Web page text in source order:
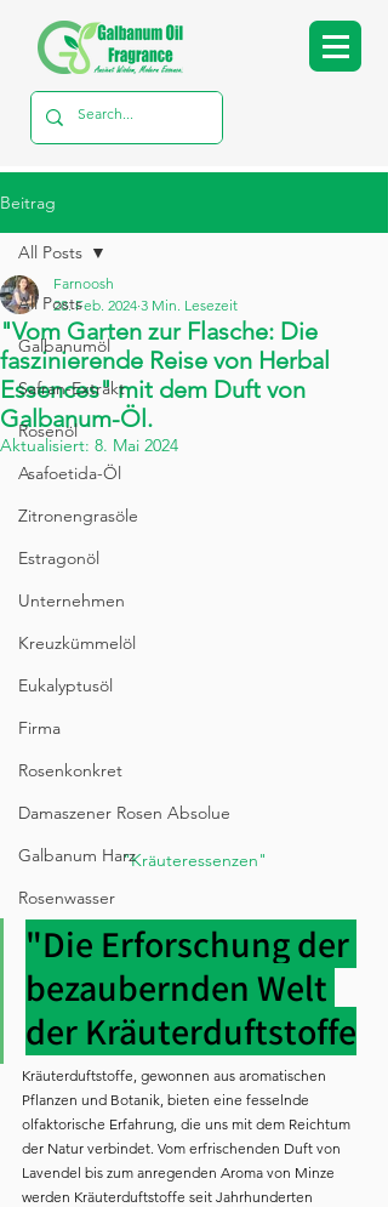
Beitrag
All Posts
Galbanumöl
Safran-Extrakt
Rosenöl
Asafoetida-Öl
Zitronengrasöle
Estragonöl
Unternehmen
Kreuzkümmelöl
Eukalyptusöl
Firma
Rosenkonkret
Damaszener Rosen Absolue
Galbanum Harz
Rosenwasser
All Posts
"Vom Garten zur Flasche: Die
faszinierende Reise von Herbal
Essences" mit dem Duft von
Galbanum-Öl.
Farnoosh
28. Feb. 2024 3 Min. Lesezeit
Aktualisiert: 8. Mai 2024
"Kräuteressenzen"
"Die Erforschung der
bezaubernden Welt
der Kräuterduftstoffe
Kräuterduftstoffe, gewonnen aus aromatischen
Pflanzen und Botanik, bieten eine fesselnde
olfaktorische Erfahrung, die uns mit dem Reichtum
der Natur verbindet. Vom erfrischenden Duft von
Lavendel bis zum anregenden Aroma von Minze
werden Kräuterduftstoffe seit Jahrhunderten